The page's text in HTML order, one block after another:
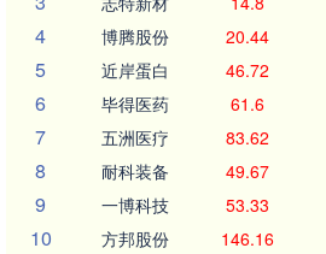
4 博腾股份 20.44
5 近岸蛋白 46.72
6 毕得医药 61.6
7 五洲医疗 83.62
8 耐科装备 49.67
9 一博科技 53.33
10 方邦股份 146.16